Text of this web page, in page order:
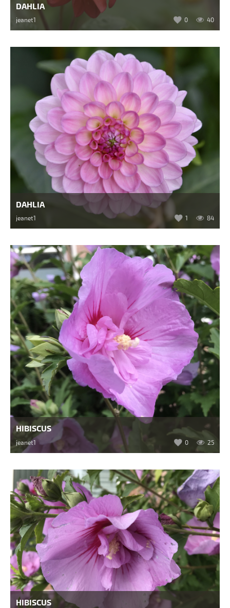
DAHLIA
jeanet1 0 40
DAHLIA
jeanet1 1 84
HIBISCUS
jeanet1 0 25
HIBISCUS